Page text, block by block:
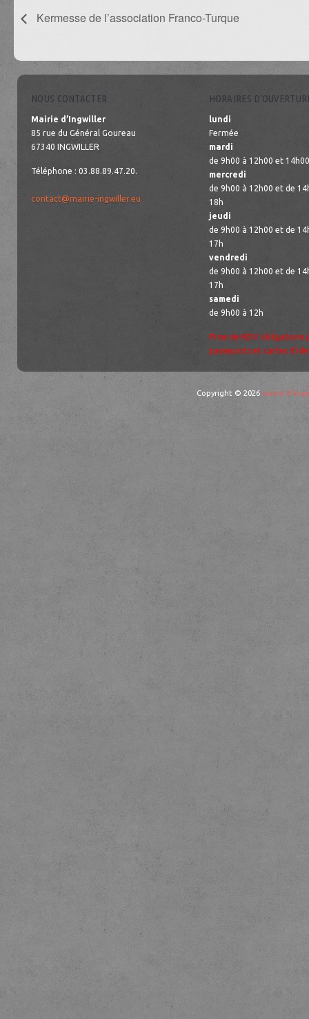
Kermesse de l’association Franco-Turque
NOUS CONTACTER
Mairie d’Ingwiller
85 rue du Général Goureau
67340 INGWILLER
Téléphone : 03.88.89.47.20.
contact@mairie-ingwiller.eu
HORAIRES
lundi
Fermée
mardi
de 9h00 à 12h00 et
mercredi
de 9h00 à 12h00 et de
18h
jeudi
de 9h00 à 12h00 et de
17h
vendredi
de 9h00 à 12h00 et de
17h
samedi
de 9h00 à 12h
Prise de RDV obligatoire
passeports et cartes
Copyright © 2026 mairie